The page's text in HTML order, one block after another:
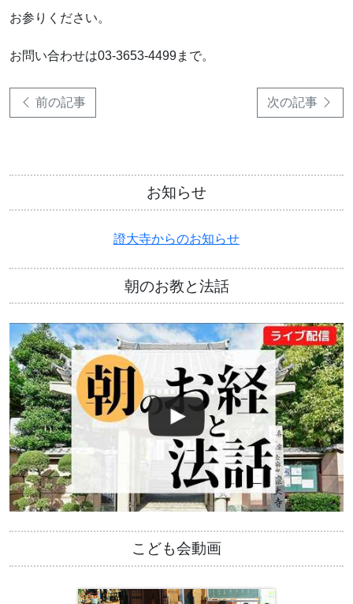
お参りください。
お問い合わせは03-3653-4499まで。
前の記事 次の記事
お知らせ
證大寺からのお知らせ
朝のお教と法話
こども会動画